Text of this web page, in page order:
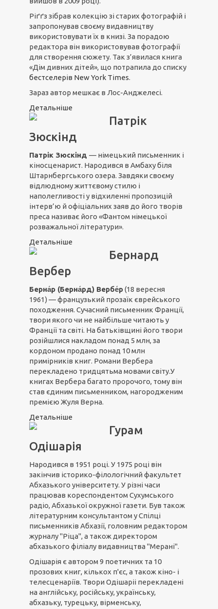
Ріґґз зібрав колекцію зі старих фотографій і
запропонував своєму видавництву
використовувати їх в книзі. За порадою
редактора він використовував фотографії
для створення сюжету. Так з’явилася книга
«Дім дивних дітей», що потрапила до списку
бестселерів New York Times.
Зараз автор мешкає в Лос-Анджелесі.
Детальніше
Патрік
Зюскінд
Патрік Зюскінд — німецький письменник і
кіносценарист. Народився в Амбаху біля
Штарнбергського озера. Завдяки своєму
відлюдному життєвому стилю і
наполегливості у відхиленні пропозицій
інтерв’ю й офіціальних заяв до його творів
преса називає його «Фантом німецької
розважальної літератури».
Детальніше
Бернард
Вербер
Берна́р (Берна́рд) Вербе́р(18 вересня
1961) — французький прозаїк єврейського
походження. Сучасний письменник Франції,
твори якого чи не найбільше читають у
Франції та світі. На батьківщині його твори
розійшлися накладом понад 5 млн, за
кордоном продано понад 10 млн
примірників книг. Романи Вербера
перекладено тридцятьма мовами світу.У
книгах Вербера багато пророчого, тому він
став єдиним письменником, нагородженим
премією Жуля Верна.
Детальніше
Гурам
Одішарія
Народився в 1951 році. У 1975 році він
закінчив історико-філологічний факультет
Абхазького університету. У різні часи
працював кореспондентом Сухумського
радіо, Абхазької окружної газети. Був також
літературним консультантом у Спілці
письменників Абхазії, головним редактором
журналу "Ріца", а також директором
абхазького філіалу видавництва "Мерані".
Одішарія є автором 9 поетичних та 10
прозових книг, кількох п'єс, а також кіно- і
телесценаріїв. Твори Одішаріі перекладені
на англійську, російську, українську,
абхазьку, турецьку, вірменську,